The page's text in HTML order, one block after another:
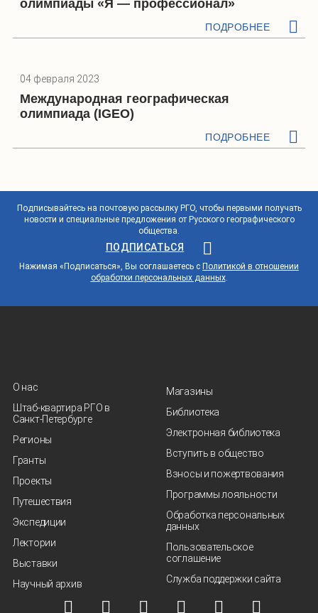
олимпиады «Я — профессионал»
ПОДРОБНЕЕ
04 февраля 2023
Международная географическая
олимпиада (IGEO)
ПОДРОБНЕЕ
Подписывайтесь на почтовую рассылку РГО, чтобы первыми получать
новости и специальные предложения от Русского географического
общества.
ПОДПИСАТЬСЯ
Нажимая «Подписаться», Вы соглашаетесь с Политикой в отношении
обработки персональных данных.
О нас
Штаб-квартира РГО в
Санкт‑Петербурге
Регионы
Гранты
Проекты
Путешествия
Экспедиции
Лектории
Выставки
Научный архив
Магазины
Библиотека
Электронная библиотека
Вступить в общество
Взносы и пожертвования
Программы лояльности
Обработка персональных
данных
Пользовательское
соглашение
Служба поддержки сайта